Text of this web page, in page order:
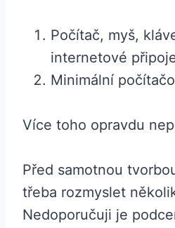
Počítač, myš,
internetové
Minimální
Více toho opravdu
Před samotnou
třeba rozmyslet
Nedoporučuji je